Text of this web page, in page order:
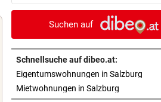
getuntem Moped erwischt
ELEKTRONIK WURDE NASS vor
Nächstes Gewitter legte zehn
Obusse erneut lahm
GELDKASSE GESTOHLEN
Suchen auf
Schnellsuche auf dibeo.at:
Eigentumswohnungen in Salzburg
Mietwohnungen in Salzburg